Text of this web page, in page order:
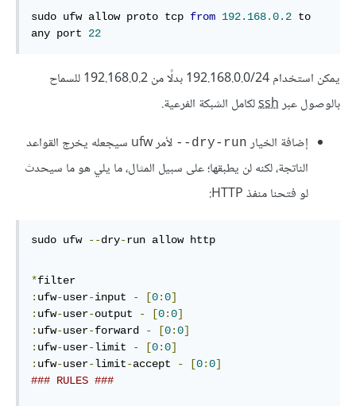
sudo ufw allow proto tcp from 192.168.0.2 to
any port 22
يمكن استخدام 192.168.0.0/24 بدلًا من 192.168.0.2 للسماح
بالوصول عبرsshلكامل الشبكة الفرعية.
إضافة الخيار ‎ --dry-run
لأمر ufw سيجعله يخرج القواعد
الناتجة، لكنه لن يطبقها؛ على سبيل المثال، ما يلي هو ما سيحدث
لو فتحنا منفذ HTTP:
sudo ufw --dry-run allow http
*
: ufw-user-input - [0:0]
: ufw-user-output - [0:0]
: ufw-user-forward - [0:0]
: ufw-user-limit - [0:0]
: ufw-user-limit-accept - [0:0]
### RULES ###